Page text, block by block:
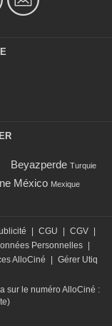
Beyazperde Turquie
México Mexique
CGU CGV
Personnelles
AlloCiné
Gérer Utiq
sur le numéro AlloCiné :